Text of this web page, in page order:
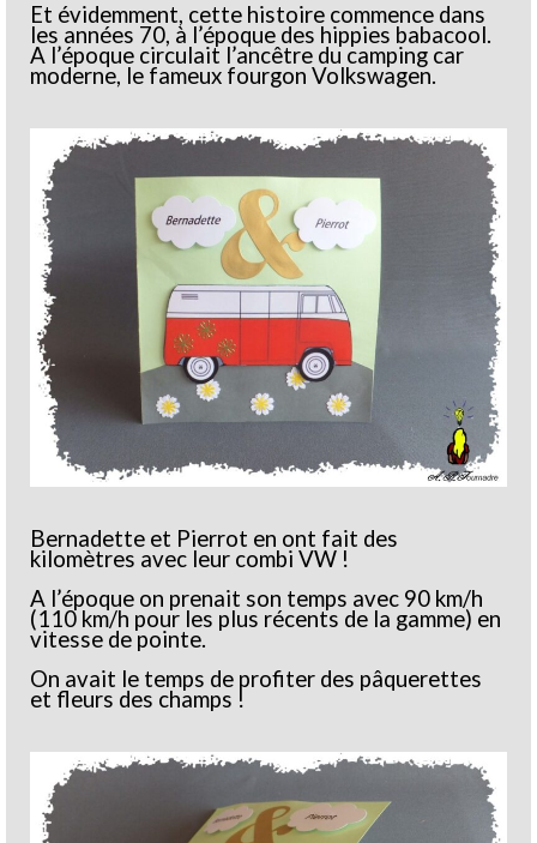
Et évidemment, cette histoire commence dans
les années 70, à l’époque des hippies babacool.
A l’époque circulait l’ancêtre du camping car
moderne, le fameux fourgon Volkswagen.
Bernadette et Pierrot en ont fait des
kilomètres avec leur combi VW !
A l’époque on prenait son temps avec 90 km/h
(110 km/h pour les plus récents de la gamme) en
vitesse de pointe.
On avait le temps de profiter des pâquerettes
et fleurs des champs !